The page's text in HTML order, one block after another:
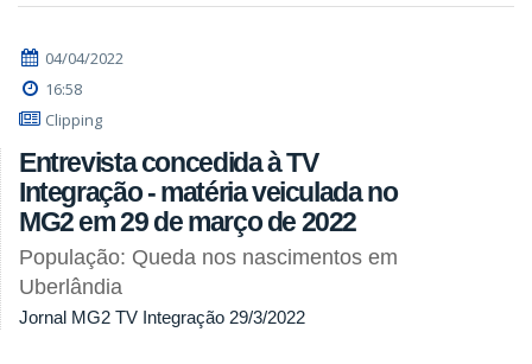
04/04/2022
16:58
Clipping
Entrevista concedida à TV
Integração - matéria veiculada no
MG2 em 29 de março de 2022
População: Queda nos nascimentos em
Uberlândia
Jornal MG2 TV Integração 29/3/2022